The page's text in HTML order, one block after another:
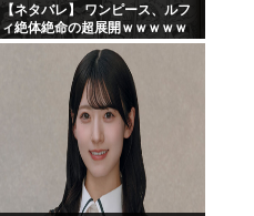
【ネタバレ】 ワンピース、ルフ
ィ絶体絶命の超展開ｗｗｗｗｗ
ｗｗｗｗｗｗｗｗｗｗｗｗｗｗ
ｗｗｗｗｗｗｗｗｗｗｗｗｗｗ
ｗｗｗｗｗｗｗｗｗｗｗｗ...